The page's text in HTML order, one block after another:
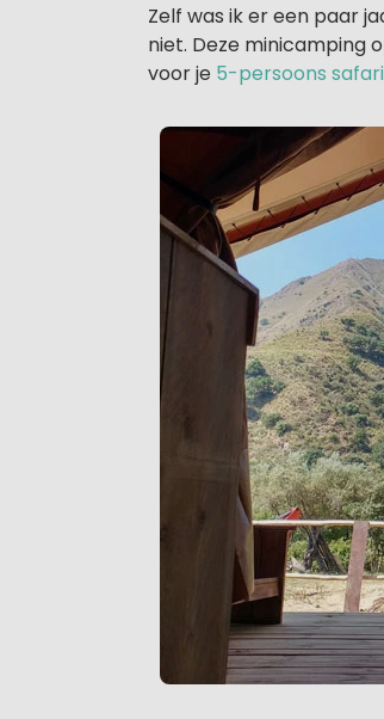
Zelf was ik er een paar
niet. Deze minicamping
voor je 5-persoons